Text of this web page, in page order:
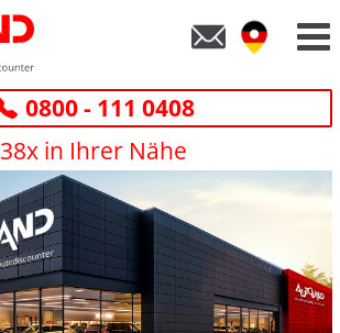
0800 - 111 0408
38x in Ihrer Nähe